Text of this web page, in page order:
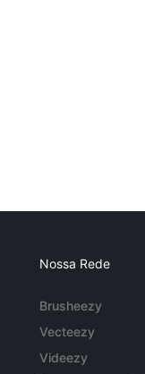
Nossa Rede
Brusheezy
Vecteezy
Videezy